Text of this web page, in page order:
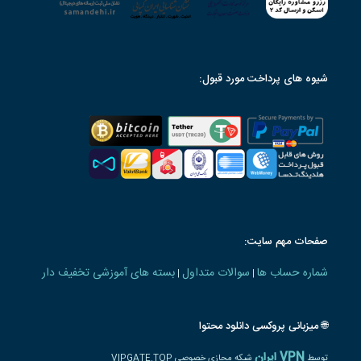
شیوه های پرداخت مورد قبول:
صفحات مهم سایت:
شماره حساب ها | سوالات متداول | بسته های آموزشی تخفیف دار
🌐 میزبانی پروکسی دانلود محتوا